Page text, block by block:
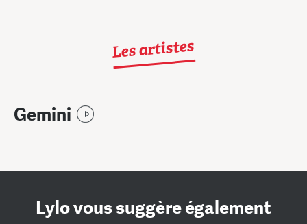
Les artistes
Gemini
Lylo vous suggère également